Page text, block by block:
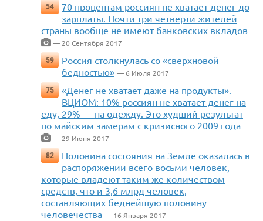
54
70 процентам россиян не хватает денег до
зарплаты. Почти три четверти жителей
страны вообще не имеют банковских вкладов
— 20 Сентября 2017
59
Россия столкнулась со «сверхновой
бедностью» — 6 Июля 2017
75
«Денег не хватает даже на продукты».
ВЦИОМ: 10% россиян не хватает денег на
еду, 29% — на одежду. Это худший результат
по майским замерам с кризисного 2009 года
— 29 Июня 2017
82
Половина состояния на Земле оказалась в
распоряжении всего восьми человек,
которые владеют таким же количеством
средств, что и 3,6 млрд человек,
составляющих беднейшую половину
человечества — 16 Января 2017